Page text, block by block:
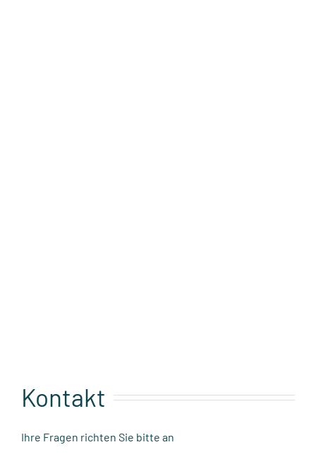
Kontakt
Ihre Fragen richten Sie bitte an